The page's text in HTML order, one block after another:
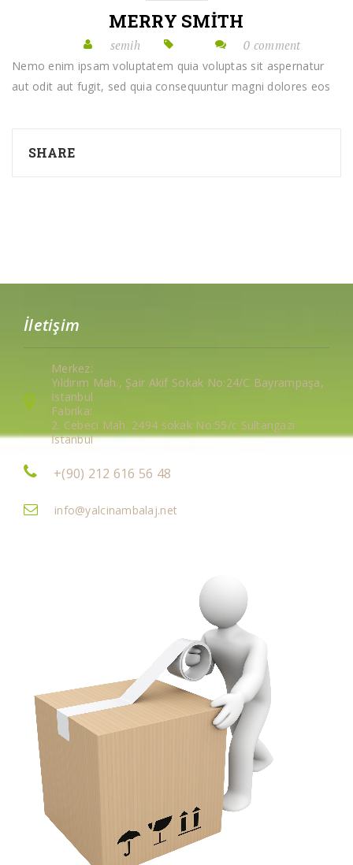
MERRY SMITH
semih 0 comment
Nemo enim ipsam voluptatem quia voluptas sit aspernatur
aut odit aut fugit, sed quia consequuntur magni dolores eos
SHARE
İletişim
Merkez:
Yıldırım Mah., Şair Akif Sokak No:24/C Bayrampaşa,
İstanbul
Fabrika:
2. Cebeci Mah. 2494 sokak No:55/c Sultangazi
İstanbul
+(90) 212 616 56 48
info@yalcinambalaj.net